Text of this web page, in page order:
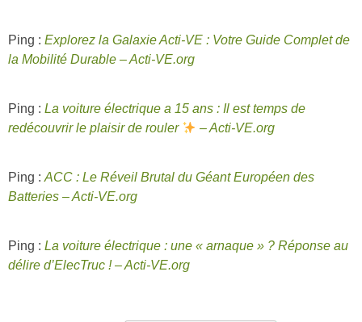
Ping : Explorez la Galaxie Acti-VE : Votre Guide Complet de
la Mobilité Durable – Acti-VE.org
Ping : La voiture électrique a 15 ans : Il est temps de
redécouvrir le plaisir de rouler
– Acti-VE.org
Ping : ACC : Le Réveil Brutal du Géant Européen des
Batteries – Acti-VE.org
Ping : La voiture électrique : une « arnaque » ? Réponse au
délire d’ElecTruc ! – Acti-VE.org